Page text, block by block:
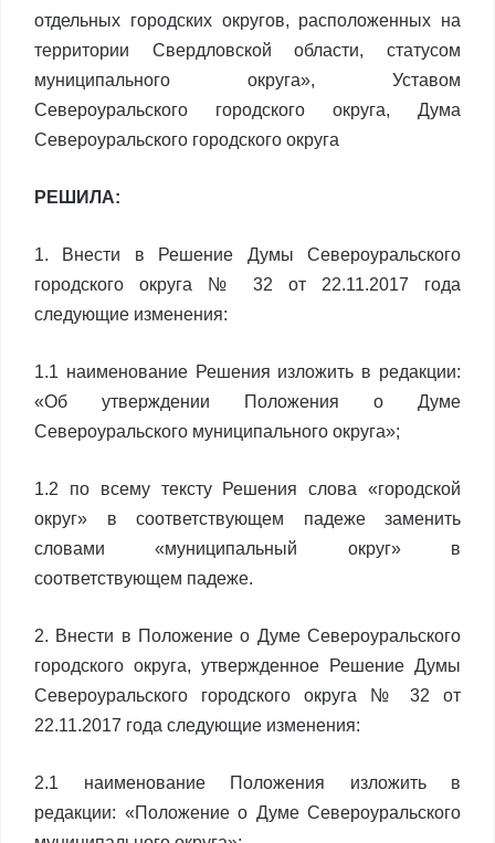
отдельных городских округов, расположенных на
территории Свердловской области, статусом
муниципального округа», Уставом
Североуральского городского округа, Дума
Североуральского городского округа
РЕШИЛА:
1. Внести в Решение Думы Североуральского
городского округа № 32 от 22.11.2017 года
следующие изменения:
1.1 наименование Решения изложить в редакции:
«Об утверждении Положения о Думе
Североуральского муниципального округа»;
1.2 по всему тексту Решения слова «городской
округ» в соответствующем падеже заменить
словами «муниципальный округ» в
соответствующем падеже.
2. Внести в Положение о Думе Североуральского
городского округа, утвержденное Решение Думы
Североуральского городского округа № 32 от
22.11.2017 года следующие изменения:
2.1 наименование Положения изложить в
редакции: «Положение о Думе Североуральского